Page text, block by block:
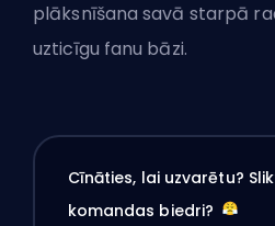
plāksnīšana savā starpā
uzticīgu fanu bāzi.
Cīnāties, lai uzvarētu?
komandas biedri?